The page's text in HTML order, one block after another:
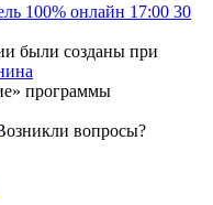
100% онлайн 17:00 30
были созданы при
программы
вопросы?